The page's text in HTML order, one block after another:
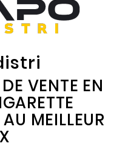
VENTE EN
MEILLEUR